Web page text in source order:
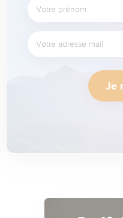
Je